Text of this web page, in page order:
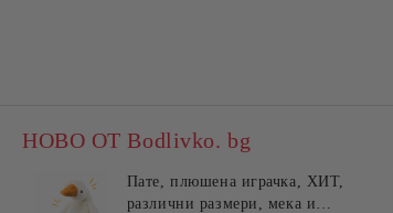
НОВО ОТ Bodlivko. bg
Пате, плюшена играчка, ХИТ,
различни размери, мека и